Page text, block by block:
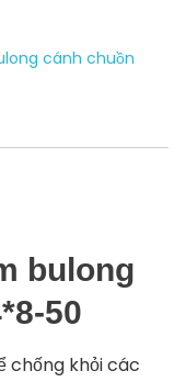
cánh chuồn
bulong
50
chống khỏi các